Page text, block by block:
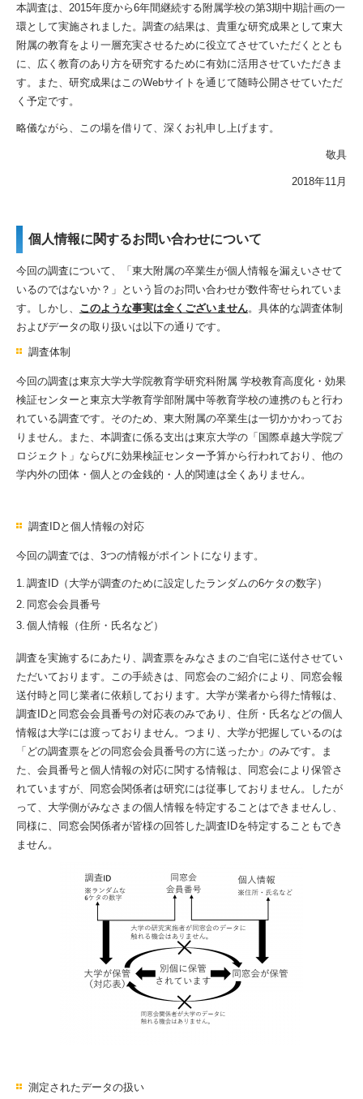
本調査は、2015年度から6年間継続する附属学校の第3期中期計画の一
環として実施されました。調査の結果は、貴重な研究成果として東大
附属の教育をより一層充実させるために役立てさせていただくととも
に、広く教育のあり方を研究するために有効に活用させていただきま
す。また、研究成果はこのWebサイトを通じて随時公開させていただ
く予定です。
略儀ながら、この場を借りて、深くお礼申し上げます。
敬具
2018年11月
個人情報に関するお問い合わせについて
今回の調査について、「東大附属の卒業生が個人情報を漏えいさせて
いるのではないか？」という旨のお問い合わせが数件寄せられていま
す。しかし、 このような事実は全くございません。具体的な調査体制
およびデータの取り扱いは以下の通りです。
調査体制
今回の調査は東京大学大学院教育学研究科附属 学校教育高度化・効果
検証センターと東京大学教育学部附属中等教育学校の連携のもと行わ
れている調査です。そのため、東大附属の卒業生は一切かかわってお
りません。また、本調査に係る支出は東京大学の「国際卓越大学院プ
ロジェクト」ならびに効果検証センター予算から行われており、他の
学内外の団体・個人との金銭的・人的関連は全くありません。
調査IDと個人情報の対応
今回の調査では、3つの情報がポイントになります。
調査ID（大学が調査のために設定したランダムの6ケタの数字）
同窓会会員番号
個人情報（住所・氏名など）
調査を実施するにあたり、調査票をみなさまのご自宅に送付させてい
ただいております。この手続きは、同窓会のご紹介により、同窓会報
送付時と同じ業者に依頼しております。大学が業者から得た情報は、
調査IDと同窓会会員番号の対応表のみであり、住所・氏名などの個人
情報は大学には渡っておりません。つまり、大学が把握しているのは
「どの調査票をどの同窓会会員番号の方に送ったか」のみです。ま
た、会員番号と個人情報の対応に関する情報は、同窓会により保管さ
れていますが、同窓会関係者は研究には従事しておりません。したが
って、大学側がみなさまの個人情報を特定することはできませんし、
同様に、同窓会関係者が皆様の回答した調査IDを特定することもでき
ません。
測定されたデータの扱い